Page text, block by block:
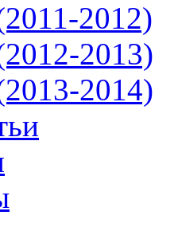
2012)
2013)
2014)